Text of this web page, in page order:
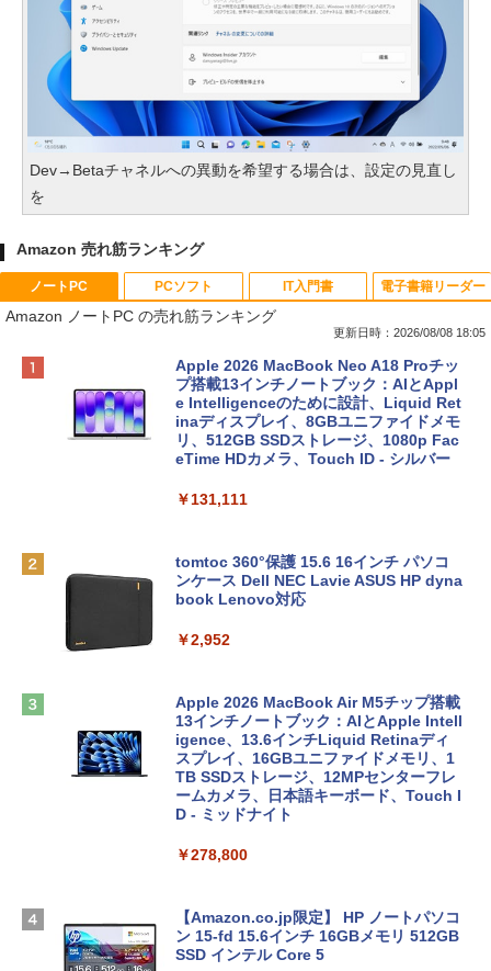
Dev→Betaチャネルへの異動を希望する場合は、設定の見直し
を
Amazon 売れ筋ランキング
ノートPC
Amazon ノートPC の売れ筋ランキング
更新日時：2026/08/08 18:05
Apple 2026 MacBook Neo A18 Proチッ
プ搭載13インチノートブック：AIとAppl
e Intelligenceのために設計、Liquid Ret
inaディスプレイ、8GBユニファイドメモ
リ、512GB SSDストレージ、1080p Fac
eTime HDカメラ、Touch ID - シルバー
￥131,111
tomtoc 360°保護 15.6 16インチ パソコ
ンケース Dell NEC Lavie ASUS HP dyna
book Lenovo対応
￥2,952
Apple 2026 MacBook Air M5チップ搭載
13インチノートブック：AIとApple Intell
igence、13.6インチLiquid Retinaディ
スプレイ、16GBユニファイドメモリ、1
TB SSDストレージ、12MPセンターフレ
ームカメラ、日本語キーボード、Touch I
D - ミッドナイト
￥278,800
【Amazon.co.jp限定】 HP ノートパソコ
ン 15-fd 15.6インチ 16GBメモリ 512GB
SSD インテル Core 5
PCソフト IT入門書 電子書籍リーダー